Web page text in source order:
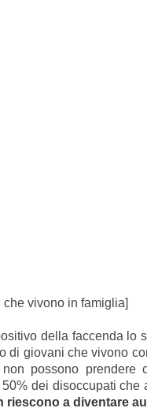
che vivono in famiglia]
della faccenda lo
di giovani che vivono
possono prendere
dei disoccupati
riescono a diventare